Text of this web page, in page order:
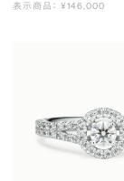
表示商品： ¥146,000